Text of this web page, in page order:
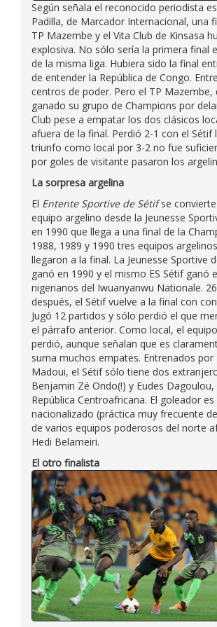
Según señala el reconocido periodista
Padilla, de Marcador Internacional, una
TP Mazembe y el Vita Club de Kinsasa
explosiva. No sólo sería la primera final
de la misma liga. Hubiera sido la final
de entender la República de Congo.
centros de poder. Pero el TP Mazembe,
ganado su grupo de Champions por
Club pese a empatar los dos clásicos
afuera de la final. Perdió 2-1 con el Sétif
triunfo como local por 3-2 no fue
por goles de visitante pasaron los
La sorpresa argelina
El Entente Sportive de Sétifse
equipo argelino desde la Jeunesse
en 1990 que llega a una final de la
1988, 1989 y 1990 tres equipos
llegaron a la final. La Jeunesse Sportive
ganó en 1990 y el mismo ES Sétif ganó
nigerianos del Iwuanyanwu Nationale.
después, el Sétif vuelve a la final con
Jugó 12 partidos y sólo perdió el que
el párrafo anterior. Como local, el
perdió, aunque señalan que es
suma muchos empates. Entrenados por
Madoui, el Sétif sólo tiene dos
Benjamin Zé Ondo(!) y Eudes Dagoulou,
República Centroafricana. El goleador
nacionalizado (práctica muy frecuente
de varios equipos poderosos del norte
Hedi Belameiri.
El otro finalista